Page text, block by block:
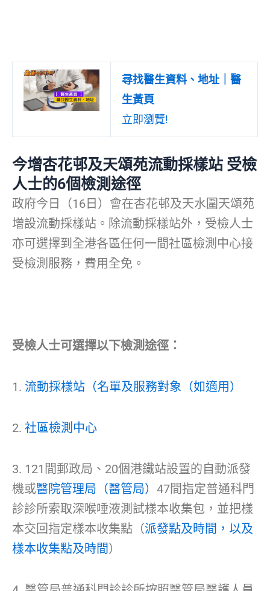
尋找醫生資料、地址｜醫
生黃頁
立即瀏覽!
今增杏花邨及天頌苑流動採樣站 受檢
人士的6個檢測途徑
政府今日（16日）會在杏花邨及天水圍天頌苑
增設流動採樣站。除流動採樣站外，受檢人士
亦可選擇到全港各區任何一間社區檢測中心接
受檢測服務，費用全免。
受檢人士可選擇以下檢測途徑：
1. 流動採樣站（名單及服務對象（如適用）
2. 社區檢測中心
3. 121間郵政局、20個港鐵站設置的自動派發
機或醫院管理局（醫管局） 47間指定普通科門
診診所索取深喉唾液測試樣本收集包，並把樣
本交回指定樣本收集點（派發點及時間，以及
樣本收集點及時間）